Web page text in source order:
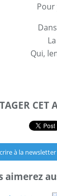
Qui,
CET
à la newsletter
aimerez